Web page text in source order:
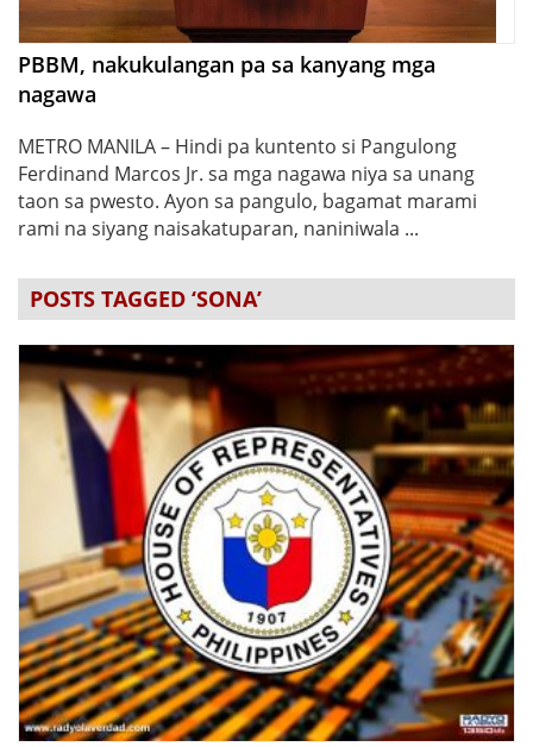
PBBM, nakukulangan pa sa kanyang mga
nagawa
METRO MANILA – Hindi pa kuntento si Pangulong
Ferdinand Marcos Jr. sa mga nagawa niya sa unang
taon sa pwesto. Ayon sa pangulo, bagamat marami
rami na siyang naisakatuparan, naniniwala ...
POSTS TAGGED ‘SONA’